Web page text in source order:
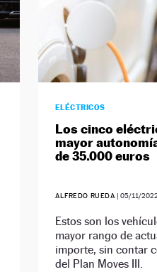
ELÉCTRICOS
Los cinco
mayor
de 35.000 euros
ALFREDO RUEDA | 05/11/2022
Estos son los
mayor rango de
importe, sin contar
del Plan Moves III.